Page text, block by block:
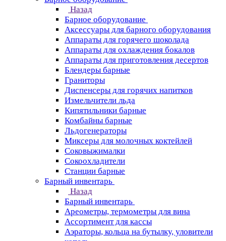
Назад
Барное оборудование
Аксессуары для барного оборудования
Аппараты для горячего шоколада
Аппараты для охлаждения бокалов
Аппараты для приготовления десертов
Блендеры барные
Граниторы
Диспенсеры для горячих напитков
Измельчители льда
Кипятильники барные
Комбайны барные
Льдогенераторы
Миксеры для молочных коктейлей
Соковыжималки
Сокоохладители
Станции барные
Барный инвентарь
Назад
Барный инвентарь
Ареометры, термометры для вина
Ассортимент для кассы
Аэраторы, кольца на бутылку, уловители